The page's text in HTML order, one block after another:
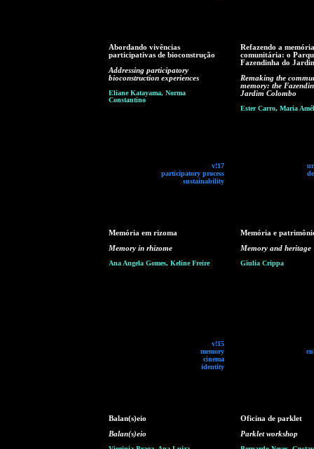
Abordando vivências
participativas de bioconstrução
Addressing participatory
bioconstruction experiences
Eliane Katayama, Norma
Constantino
v!17
participatory process
sustainability
Refazendo a memória
comunitária: o
Fazendinha do
Remaking the
memory: the
Jardim Colombo
Ester Carro, Maria
Memória em rizoma
Memory in rhizome
Ana Angela Gomes, Keline Freire
v!15
memory
cinema
identity
Memória e
Memory and heritage
Giulia Crippa
Balan(s)eio
Balan(s)eio
Oficina de parklet
Parklet workshop